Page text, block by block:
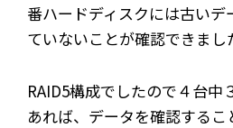
番ハードディスクには古い
ていないことが確認できまし
RAID5構成でしたので４台中
あれば、データを確認する